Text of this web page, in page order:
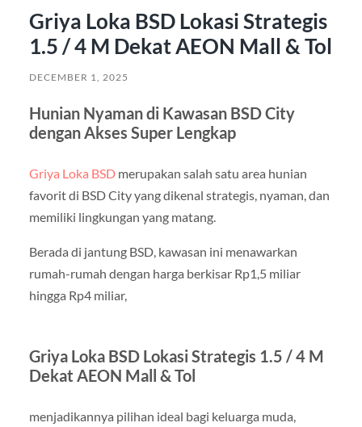
Griya Loka BSD Lokasi Strategis
1.5 / 4 M Dekat AEON Mall & Tol
DECEMBER 1, 2025
Hunian Nyaman di Kawasan BSD City
dengan Akses Super Lengkap
Griya Loka BSDmerupakan salah satu area hunian
favorit di BSD City yang dikenal strategis, nyaman, dan
memiliki lingkungan yang matang.
Berada di jantung BSD, kawasan ini menawarkan
rumah-rumah dengan harga berkisar Rp1,5 miliar
hingga Rp4 miliar,
Griya Loka BSD Lokasi Strategis 1.5 / 4 M
Dekat AEON Mall & Tol
menjadikannya pilihan ideal bagi keluarga muda,